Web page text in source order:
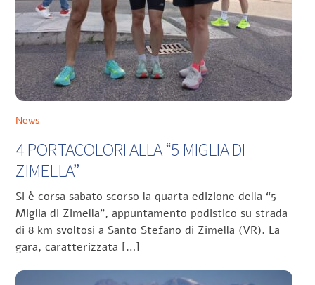
News
4 PORTACOLORI ALLA “5 MIGLIA DI
ZIMELLA”
Si è corsa sabato scorso la quarta edizione della “5
Miglia di Zimella”, appuntamento podistico su strada
di 8 km svoltosi a Santo Stefano di Zimella (VR). La
gara, caratterizzata […]